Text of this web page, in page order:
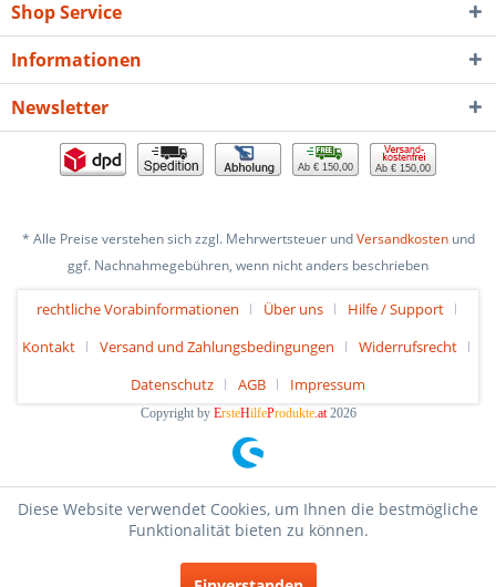
Shop Service
Informationen
Newsletter
Ab € 150,00 Ab € 150,00
* Alle Preise verstehen sich zzgl. Mehrwertsteuer undVersandkostenund
ggf. Nachnahmegebühren, wenn nicht anders beschrieben
rechtliche Vorabinformationen Über uns
Hilfe / Support
Kontakt
Versand und Zahlungsbedingungen
Widerrufsrecht
Datenschutz
AGB Impressum
Copyright by ErsteHilfeProdukte.at2026
Diese Website verwendet Cookies, um Ihnen die bestmögliche
Funktionalität bieten zu können.